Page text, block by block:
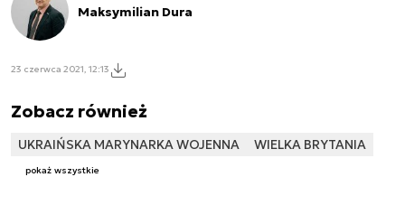
Maksymilian Dura
23 czerwca 2021, 12:13
Zobacz również
UKRAIŃSKA MARYNARKA WOJENNA WIELKA BRYTANIA
pokaż wszystkie